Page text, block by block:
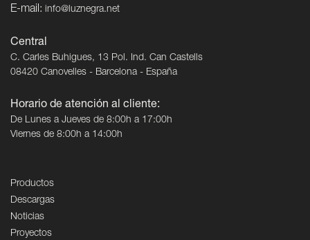
E-mail: info@luznegra.net
Central
C. Carles Buhigues, 13 Pol. Ind. Can Castells
08420 Canovelles - Barcelona - España
Horario de atención al cliente:
De Lunes a Jueves de 8:00h a 17:00h
Viernes de 8:00h a 14:00h
Productos
Descargas
Noticias
Proyectos